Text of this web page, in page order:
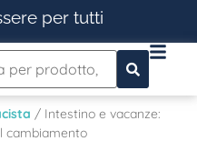
per tutti
/ Intestino e vacanze:
cambiamento